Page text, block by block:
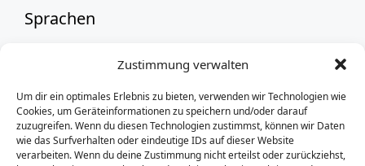
Zustimmung verwalten
Um dir ein optimales Erlebnis zu bieten, verwenden wir Technologien wie
Cookies, um Geräteinformationen zu speichern und/oder darauf
zuzugreifen. Wenn du diesen Technologien zustimmst, können wir Daten
wie das Surfverhalten oder eindeutige IDs auf dieser Website
verarbeiten. Wenn du deine Zustimmung nicht erteilst oder zurückziehst,
Sprachen